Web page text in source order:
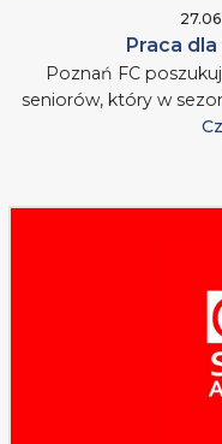
Praca
Poznań FC
seniorów, który w